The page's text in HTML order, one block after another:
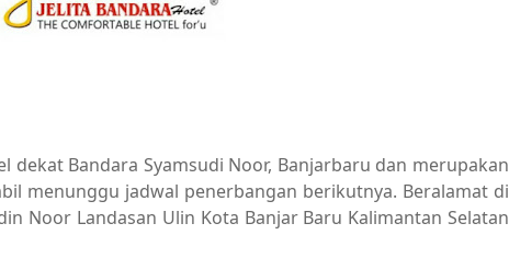
dekat Bandara Syamsudi Noor, Banjarbaru dan merupakan
menunggu jadwal penerbangan berikutnya. Beralamat di
Noor Landasan Ulin Kota Banjar Baru Kalimantan Selatan